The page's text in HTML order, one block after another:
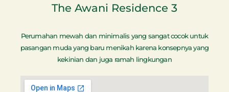
The Awani Residence 3
Perumahan mewah dan minimalis yang sangat cocok untuk
pasangan muda yang baru menikah karena konsepnya yang
kekinian dan juga ramah lingkungan